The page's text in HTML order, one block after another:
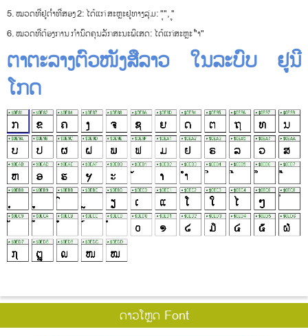
5. ໝວດ​ທີ່​ຢູ່​ຕ່ຳ​ທີ່​ສອງ 2: ​ໄດ້​ແກ່ ສະ​ຫຼະ​ຢູ່​ທາງ​ລຸ່ມ​: "ຸ", 'ູ'
6. ໝວດ​ທີ່​ຕ້ອງ​ການ ກຳ​ນົດ​ຄຸນ​ລັກ​ສະ​ນະ​ພິ​ເສດ​: ​ໄດ້​ແກ່​ສະ​ຫຼະ "ໍາ"
ຕາຕະລາງຕົວໜັງສືລາວ ໃນລະບົບ ຢູນີ
ໂກດ
ດາວໂຫຼດ Font